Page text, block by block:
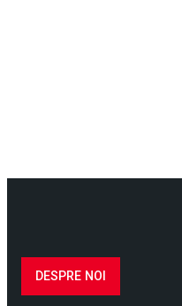
DESPRE NOI